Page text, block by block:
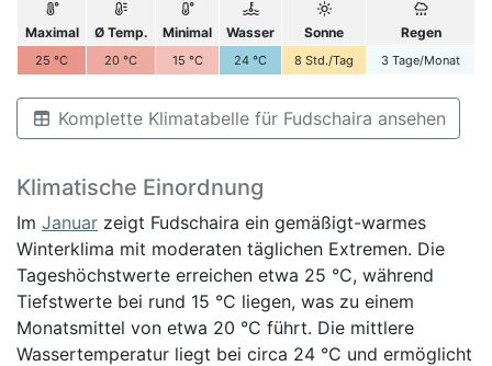
Maximal Ø Temp. Minimal Wasser Sonne Regen
25 °C 20 °C 15 °C 24 °C 8 Std./Tag 3 Tage/Monat
Komplette Klimatabelle für Fudschaira ansehen
Klimatische Einordnung
Im Januar zeigt Fudschaira ein gemäßigt-warmes
Winterklima mit moderaten täglichen Extremen. Die
Tageshöchstwerte erreichen etwa 25 °C, während
Tiefstwerte bei rund 15 °C liegen, was zu einem
Monatsmittel von etwa 20 °C führt. Die mittlere
Wassertemperatur liegt bei circa 24 °C und ermöglicht